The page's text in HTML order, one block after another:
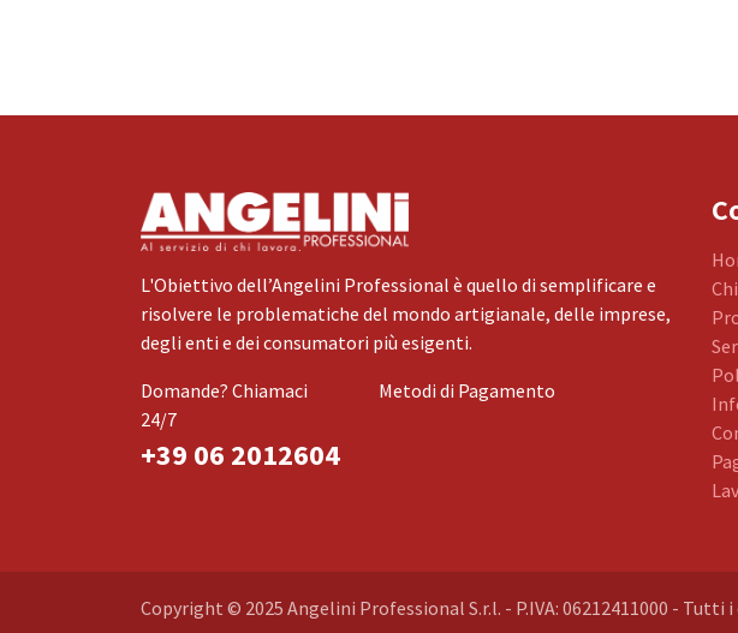
L'Obiettivo dell’Angelini Professional è quello di semplificare e
risolvere le problematiche del mondo artigianale, delle imprese,
degli enti e dei consumatori più esigenti.
Domande? Chiamaci
24/7
+39 06 2012604
Metodi di Pagamento
Copyright © 2025 Angelini Professional S.r.l. - P.IVA: 06212411000 - Tutti